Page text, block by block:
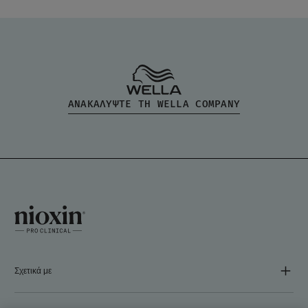
ΑΝΑΚΑΛΥΨΤΕ ΤΗ WELLA COMPANY
Σχετικά με